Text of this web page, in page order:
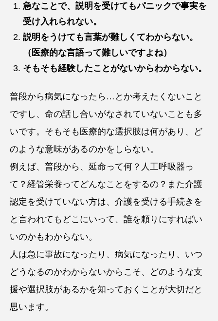
急なことで、説明を受けてもパニックで事実を
受け入れられない。
説明をうけても言葉が難しくてわからない。
（医療的な言語って難しいですよね）
そもそも経験したことがないからわからない。
普段から病気になったら…とか考えたくないこと
ですし、命の話し合いがなされていないことも多
いです。そもそも医療的な選択肢は何があり、ど
のような意味があるのかをしらない。
例えば、普段から、延命って何？人工呼吸器っ
て？経管栄養ってどんなことをするの？また介護
認定を受けていない方は、介護を受ける手続きを
と言われてもどこにいって、誰を頼りにすればい
いのかもわからない。
人は急に事故になったり、病気になったり、いつ
どうなるのかわからないからこそ、どのような支
援や選択肢があるかを知っておくことが大切だと
思います。